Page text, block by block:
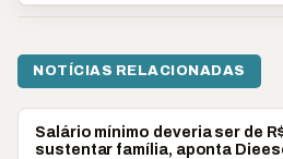
NOTÍCIAS RELACIONADAS
ECONOMIA
Salário mínimo deveria ser de
sustentar família, aponta